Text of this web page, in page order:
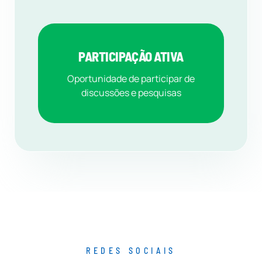
PARTICIPAÇÃO ATIVA
Oportunidade de participar de
discussões e pesquisas
REDES SOCIAIS